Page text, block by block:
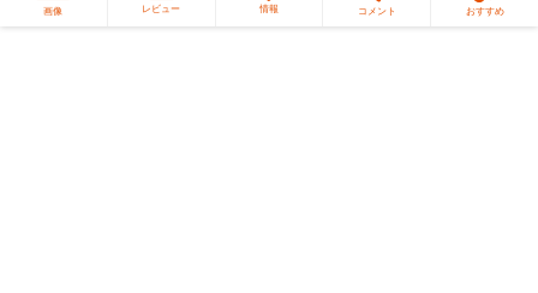
画像 レビュー 情報 コメント おすすめ